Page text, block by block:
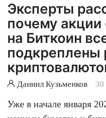
Эксперты
почему акции
на Биткоин
подкреплены
Даниил Кузьменков 30
Уже в начале января